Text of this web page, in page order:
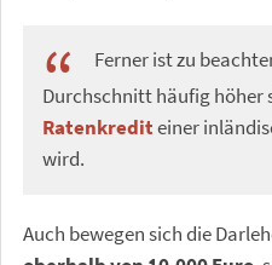
Ferner ist zu
Durchschnitt häufig höher
Ratenkrediteiner
wird.
Auch bewegen sich die